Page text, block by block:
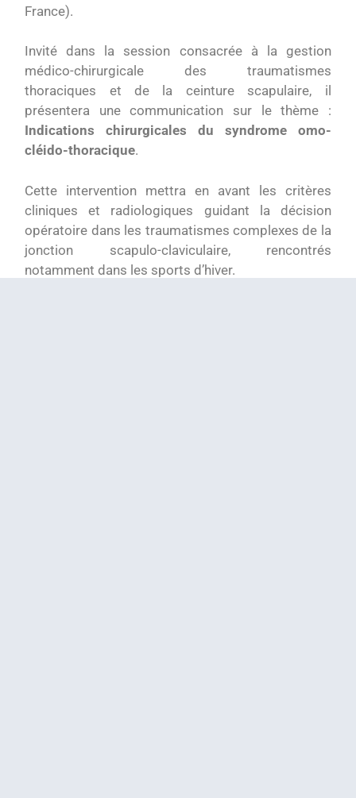
France).
Invité dans la session consacrée à la gestion
médico-chirurgicale des traumatismes
thoraciques et de la ceinture scapulaire, il
présentera une communication sur le thème :
Indications chirurgicales du syndrome omo-
cléido-thoracique.
Cette intervention mettra en avant les critères
cliniques et radiologiques guidant la décision
opératoire dans les traumatismes complexes de la
jonction scapulo-claviculaire, rencontrés
notamment dans les sports d’hiver.